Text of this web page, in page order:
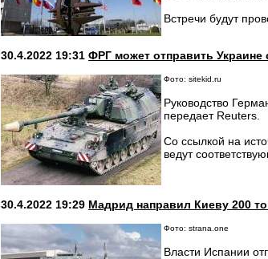
Встречи будут
30.4.2022 19:31 ФРГ может отправить
Фото: sitekid.ru
Руководство
передает Reuters.
Со ссылкой на
ведут
30.4.2022 19:29 Мадрид направил Киеву 200
Фото: strana.one
Власти Испании